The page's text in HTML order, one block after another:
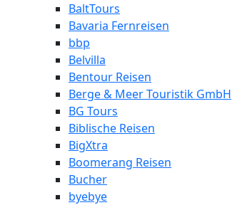
BaltTours
Bavaria Fernreisen
bbp
Belvilla
Bentour Reisen
Berge & Meer Touristik GmbH
BG Tours
Biblische Reisen
BigXtra
Boomerang Reisen
Bucher
byebye